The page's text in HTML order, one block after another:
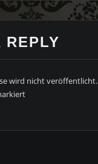
REPLY
wird nicht veröffentlicht.